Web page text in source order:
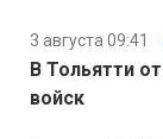
3 августа 09:41
В Тольятти
войск